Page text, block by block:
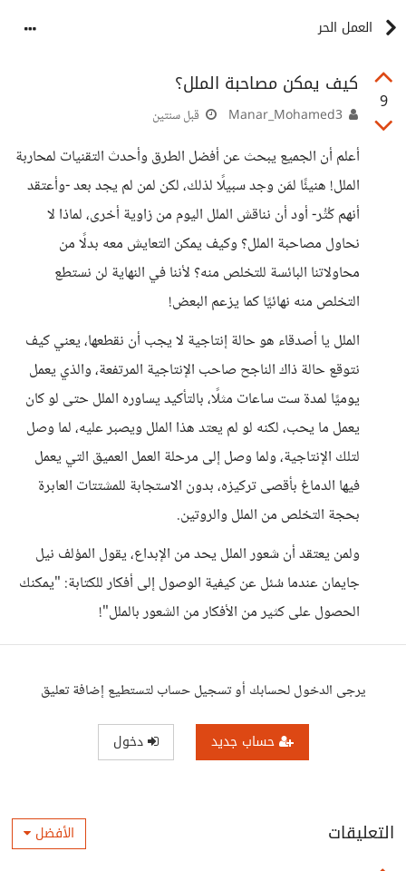
العمل الحر
9
كيف يمكن مصاحبة الملل؟
قبل سنتين
أعلم أن الجميع يبحث عن أفضل الطرق وأحدث التقنيات لمحاربة
الملل! هنيئًا لمَن وجد سبيلًا لذلك، لكن لمن لم يجد بعد -وأعتقد
أنهم كُثُر- أود أن نناقش الملل اليوم من زاوية أخرى، لماذا لا
نحاول مصاحبة الملل؟ وكيف يمكن التعايش معه بدلًا من
محاولاتنا البائسة للتخلص منه؟ لأننا في النهاية لن نستطع
التخلص منه نهائيًا كما يزعم البعض!
الملل يا أصدقاء هو حالة إنتاجية لا يجب أن نقطعها، يعني كيف
نتوقع حالة ذاك الناجح صاحب الإنتاجية المرتفعة، والذي يعمل
يوميًا لمدة ست ساعات مثلًا، بالتأكيد يساوره الملل حتى لو كان
يعمل ما يحب، لكنه لو لم يعتد هذا الملل ويصبر عليه، لما وصل
لتلك الإنتاجية، ولما وصل إلى مرحلة العمل العميق التي يعمل
فيها الدماغ بأقصى تركيزه، بدون الاستجابة للمشتتات العابرة
بحجة التخلص من الملل والروتين.
ولمن يعتقد أن شعور الملل يحد من الإبداع، يقول المؤلف نيل
جايمان عندما سُئل عن كيفية الوصول إلى أفكار للكتابة: "يمكنك
الحصول على كثير من الأفكار من الشعور بالملل"!
يرجى الدخول لحسابك أو تسجيل حساب لتستطيع إضافة تعليق
حساب جديد دخول
التعليقات الأفضل